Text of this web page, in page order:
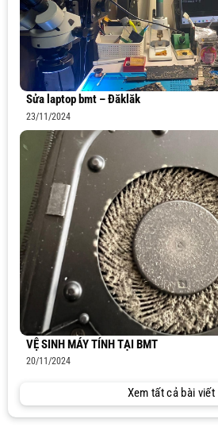
Sửa laptop bmt – Đăklăk
23/11/2024
VỆ SINH MÁY TÍNH TẠI BMT
20/11/2024
Xem tất cả bài viết